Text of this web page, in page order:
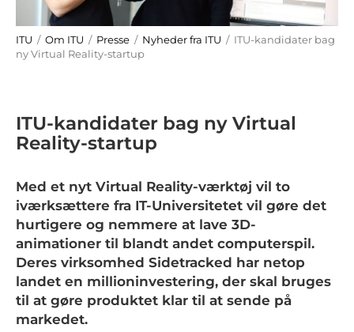
ITU / Om ITU / Presse / Nyheder fra ITU / ITU-kandidater bag
ny Virtual Reality-startup
ITU-kandidater bag ny Virtual
Reality-startup
Med et nyt Virtual Reality-værktøj vil to
iværksættere fra IT-Universitetet vil gøre det
hurtigere og nemmere at lave 3D-
animationer til blandt andet computerspil.
Deres virksomhed Sidetracked har netop
landet en millioninvestering, der skal bruges
til at gøre produktet klar til at sende på
markedet.